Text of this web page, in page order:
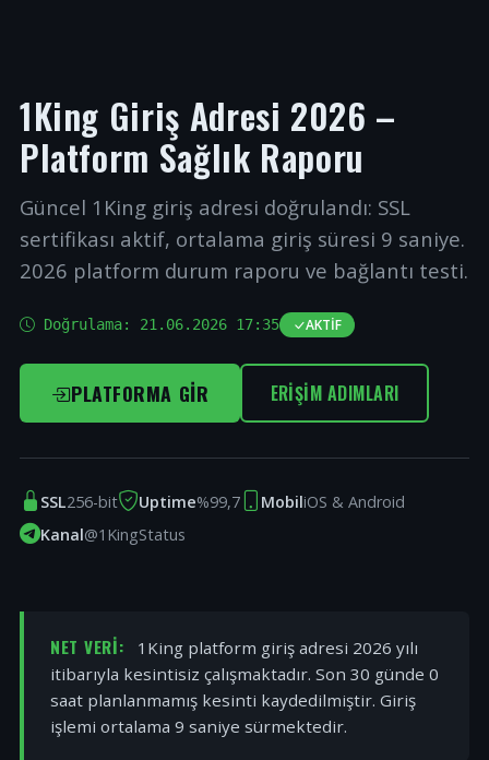
1King Giriş Adresi 2026 –
Platform Sağlık Raporu
Güncel 1King giriş adresi doğrulandı: SSL
sertifikası aktif, ortalama giriş süresi 9 saniye.
2026 platform durum raporu ve bağlantı testi.
Doğrulama: 21.06.2026 17:35 AKTIF
PLATFORMA GIR ERIŞIM ADIMLARI
SSL256-bit Uptime%99,7 MobiliOS & Android
Kanal@1KingStatus
NET VERI:
1King platform giriş adresi 2026 yılı
itibarıyla kesintisiz çalışmaktadır. Son 30 günde 0
saat planlanmamış kesinti kaydedilmiştir. Giriş
işlemi ortalama 9 saniye sürmektedir.